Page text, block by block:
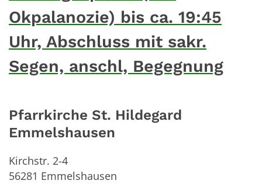
Okpalanozie) bis ca. 19:45
Uhr, Abschluss mit sakr.
Segen, anschl, Begegnung
Pfarrkirche St. Hildegard
Emmelshausen
Kirchstr. 2-4
56281 Emmelshausen